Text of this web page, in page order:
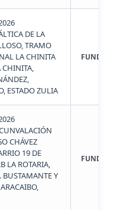
DE LA
TRAMO
LA CHINITA
ESTADO ZULIA
CHÁVEZ
19 DE
LA ROTARIA,
BUSTAMANTE Y